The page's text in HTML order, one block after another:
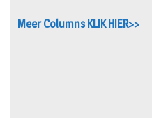
Meer Columns KLIK HIER>>